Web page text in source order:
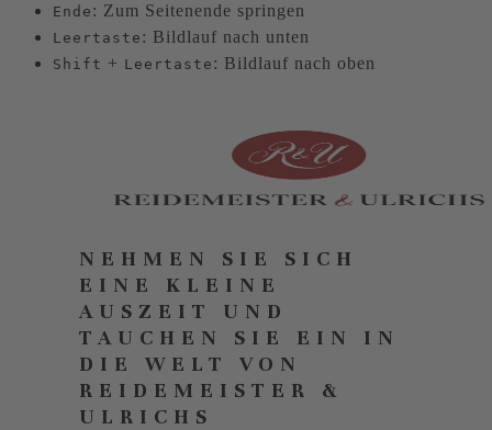
Ende : Zum Seitenende springen
Leertaste : Bildlauf nach unten
Shift + Leertaste : Bildlauf nach oben
NEHMEN SIE SICH
EINE KLEINE
AUSZEIT UND
TAUCHEN SIE EIN IN
DIE WELT VON
REIDEMEISTER &
ULRICHS